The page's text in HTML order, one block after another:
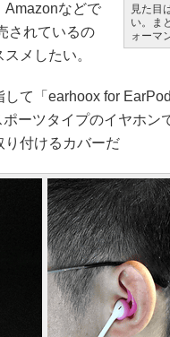
見た目
い。ま
ォーマ
Amazonなどで
されているの
メしたい。
て「earhoox for
ーツタイプのイヤホン
り付けるカバーだ